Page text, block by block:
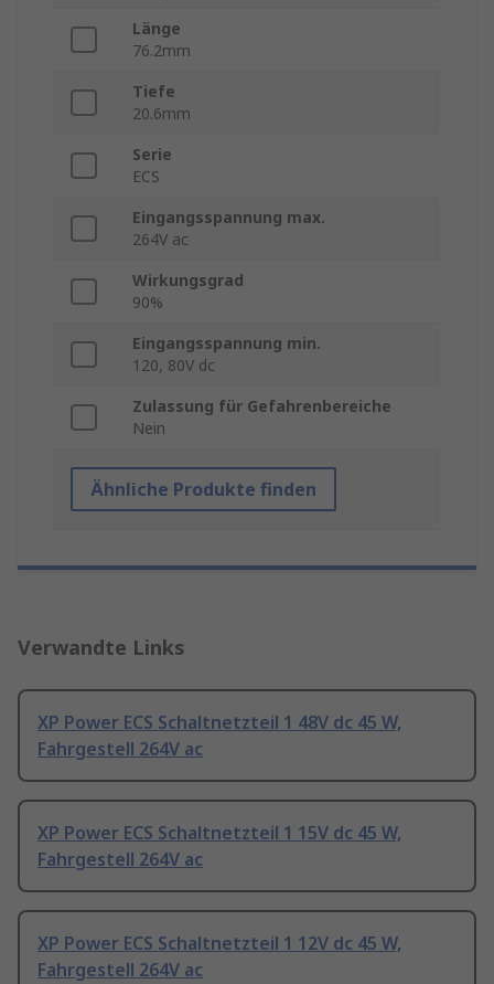
Länge
76.2mm
Tiefe
20.6mm
Serie
ECS
Eingangsspannung max.
264V ac
Wirkungsgrad
90%
Eingangsspannung min.
120, 80V dc
Zulassung für Gefahrenbereiche
Nein
Ähnliche Produkte finden
Verwandte Links
XP Power ECS Schaltnetzteil 1 48V dc 45 W,
Fahrgestell 264V ac
XP Power ECS Schaltnetzteil 1 15V dc 45 W,
Fahrgestell 264V ac
XP Power ECS Schaltnetzteil 1 12V dc 45 W,
Fahrgestell 264V ac